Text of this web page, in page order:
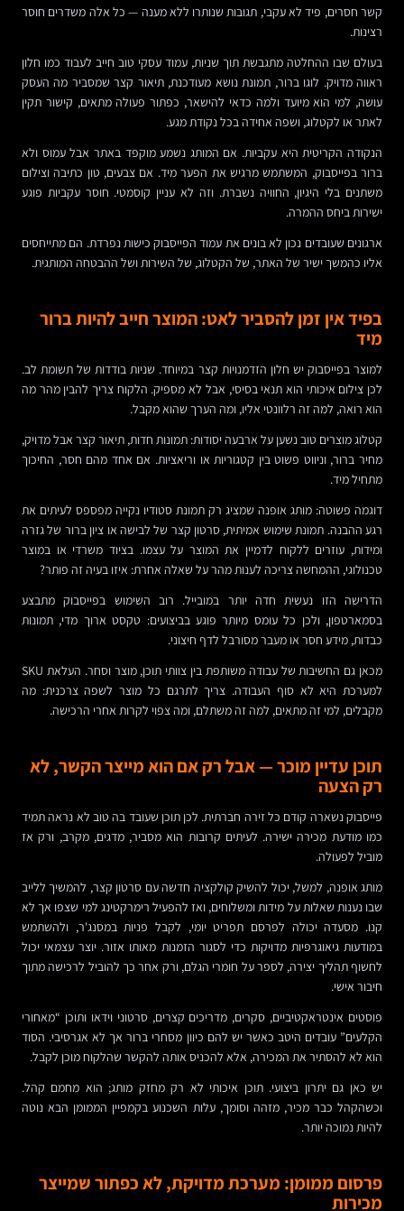
קשר חסרים, פיד לא עקבי, תגובות שנותרו ללא מענה — כל אלה משדרים חוסר
רצינות.
בעולם שבו ההחלטה מתגבשת תוך שניות, עמוד עסקי טוב חייב לעבוד כמו חלון
ראווה מדויק. לוגו ברור, תמונת נושא מעודכנת, תיאור קצר שמסביר מה העסק
עושה, למי הוא מיועד ולמה כדאי להישאר, כפתור פעולה מתאים, קישור תקין
לאתר או לקטלוג, ושפה אחידה בכל נקודת מגע.
הנקודה הקריטית היא עקביות. אם המותג נשמע מוקפד באתר אבל עמוס ולא
ברור בפייסבוק, המשתמש מרגיש את הפער מיד. אם צבעים, טון כתיבה וצילום
משתנים בלי היגיון, החוויה נשברת. וזה לא עניין קוסמטי. חוסר עקביות פוגע
ישירות ביחס ההמרה.
ארגונים שעובדים נכון לא בונים את עמוד הפייסבוק כישות נפרדת. הם מתייחסים
אליו כהמשך ישיר של האתר, של הקטלוג, של השירות ושל ההבטחה המותגית.
בפיד אין זמן להסביר לאט: המוצר חייב להיות ברור
מיד
למוצר בפייסבוק יש חלון הזדמנויות קצר במיוחד. שניות בודדות של תשומת לב.
לכן צילום איכותי הוא תנאי בסיסי, אבל לא מספיק. הלקוח צריך להבין מהר מה
הוא רואה, למה זה רלוונטי אליו, ומה הערך שהוא מקבל.
קטלוג מוצרים טוב נשען על ארבעה יסודות: תמונות חדות, תיאור קצר אבל מדויק,
מחיר ברור, וניווט פשוט בין קטגוריות או וריאציות. אם אחד מהם חסר, החיכוך
מתחיל מיד.
דוגמה פשוטה: מותג אופנה שמציג רק תמונת סטודיו נקייה מפספס לעיתים את
רגע ההבנה. תמונת שימוש אמיתית, סרטון קצר של לבישה או ציון ברור של גזרה
ומידות, עוזרים ללקוח לדמיין את המוצר על עצמו. בציוד משרדי או במוצר
טכנולוגי, ההמחשה צריכה לענות מהר על שאלה אחרת: איזו בעיה זה פותר?
הדרישה הזו נעשית חדה יותר במובייל. רוב השימוש בפייסבוק מתבצע
בסמארטפון, ולכן כל עומס מיותר פוגע בביצועים: טקסט ארוך מדי, תמונות
כבדות, מידע חסר או מעבר מסורבל לדף חיצוני.
מכאן גם החשיבות של עבודה משותפת בין צוותי תוכן, מוצר וסחר. העלאת SKU
למערכת היא לא סוף העבודה. צריך לתרגם כל מוצר לשפה צרכנית: מה
מקבלים, למי זה מתאים, למה זה משתלם, ומה צפוי לקרות אחרי הרכישה.
תוכן עדיין מוכר — אבל רק אם הוא מייצר הקשר, לא
רק הצעה
פייסבוק נשארה קודם כל זירה חברתית. לכן תוכן שעובד בה טוב לא נראה תמיד
כמו מודעת מכירה ישירה. לעיתים קרובות הוא מסביר, מדגים, מקרב, ורק אז
מוביל לפעולה.
מותג אופנה, למשל, יכול להשיק קולקציה חדשה עם סרטון קצר, להמשיך ללייב
שבו נענות שאלות על מידות ומשלוחים, ואז להפעיל רימרקטינג למי שצפו אך לא
קנו. מסעדה יכולה לפרסם תפריט יומי, לקבל פניות במסנג'ר, ולהשתמש
במודעות גיאוגרפיות מדויקות כדי לסגור הזמנות מאותו אזור. יוצר עצמאי יכול
לחשוף תהליך יצירה, לספר על חומרי הגלם, ורק אחר כך להוביל לרכישה מתוך
חיבור אישי.
פוסטים אינטראקטיביים, סקרים, מדריכים קצרים, סרטוני וידאו ותוכן “מאחורי
הקלעים” עובדים היטב כאשר יש להם כיוון מסחרי ברור אך לא אגרסיבי. הסוד
הוא לא להסתיר את המכירה, אלא להכניס אותה להקשר שהלקוח מוכן לקבל.
יש כאן גם יתרון ביצועי. תוכן איכותי לא רק מחזק מותג; הוא מחמם קהל.
וכשהקהל כבר מכיר, מזהה וסומך, עלות השכנוע בקמפיין הממומן הבא נוטה
להיות נמוכה יותר.
פרסום ממומן: מערכת מדויקת, לא כפתור שמייצר
מכירות